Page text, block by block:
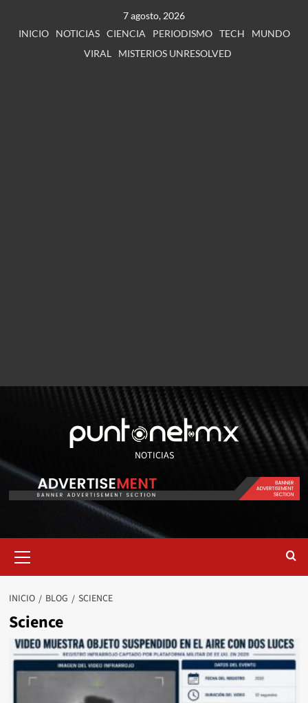
7 agosto, 2026
INICIO
NOTICIAS CIENCIA PERIODISMO TECH
MUNDO
VIRAL
MISTERIOS UNRESOLVED
NOTICIAS
INICIO BLOG SCIENCE
Science